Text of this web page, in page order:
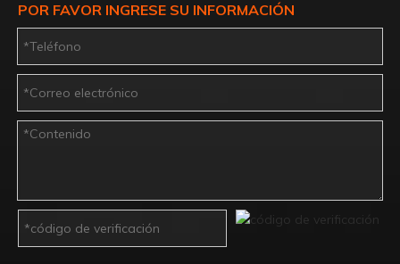
POR FAVOR INGRESE SU INFORMACIÓN